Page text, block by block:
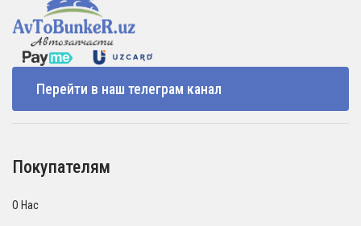
Перейти в наш телеграм канал
Покупателям
О Нас